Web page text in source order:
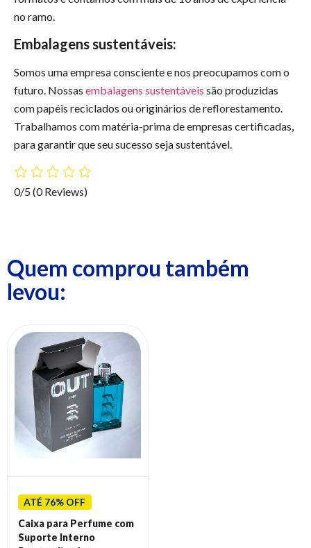
no ramo.
Embalagens sustentáveis:
Somos uma empresa consciente e nos preocupamos com o
futuro. Nossas embalagens sustentáveis são produzidas
com papéis reciclados ou originários de reflorestamento.
Trabalhamos com matéria-prima de empresas certificadas,
para garantir que seu sucesso seja sustentável.
0/5(0 Reviews)
Quem comprou também
levou:
ATÉ 76% OFF
Caixa para Perfume com
Suporte Interno